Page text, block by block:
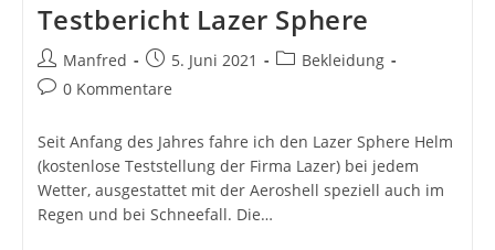
Testbericht Lazer Sphere
Beitrags-
Autor:
Manfred
Beitrag
veröffentlicht:
5. Juni 2021
Beitrags-
Bekleidung
Beitrags-
0 Kommentare
Seit Anfang des Jahres fahre ich den Lazer Sphere Helm
(kostenlose Teststellung der Firma Lazer) bei jedem
Wetter, ausgestattet mit der Aeroshell speziell auch im
Regen und bei Schneefall. Die…